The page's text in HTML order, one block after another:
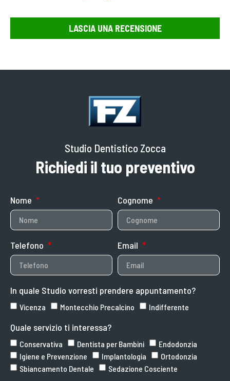
LASCIA UNA RECENSIONE
Studio Dentistico Zocca
Richiedi il tuo preventivo
Nome Cognome
Telefono Email
In quale Studio vorresti prendere appuntamento?
Vicenza Montecchio Precalcino Indifferente
Quale servizio ti interessa?
Conservativa Dentista per Bambini
Endodonzia
Igiene e Prevenzione
Implantologia
Ortodonzia
Sbiancamento Dentale
Sedazione Cosciente